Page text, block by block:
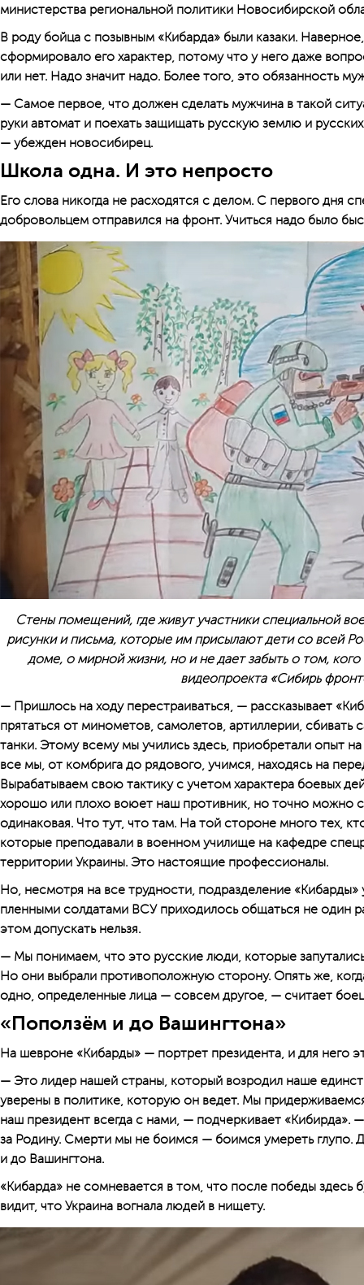
министерства региональной политики Новосибирской
В роду бойца с позывным «Кибарда» были казаки.
сформировало его характер, потому что у него даже
или нет. Надо значит надо. Более того, это обязанность
— Самое первое, что должен сделать мужчина в такой
руки автомат и поехать защищать русскую землю и
— убежден новосибирец.
Школа одна. И это непросто
Его слова никогда не расходятся с делом. С первого дня
добровольцем отправился на фронт. Учиться надо было
Стены помещений, где живут участники специальной
рисунки и письма, которые им присылают дети со всей
доме, о мирной жизни, но и не дает забыть о том,
видеопроекта «Сибирь
— Пришлось на ходу перестраиваться, — рассказывает
прятаться от минометов, самолетов, артиллерии, сбивать
танки. Этому всему мы учились здесь, приобретали опыт
все мы, от комбрига до рядового, учимся, находясь на
Вырабатываем свою тактику с учетом характера боевых
хорошо или плохо воюет наш противник, но точно можно
одинаковая. Что тут, что там. На той стороне много тех,
которые преподавали в военном училище на кафедре
территории Украины. Это настоящие профессионалы.
Но, несмотря на все трудности, подразделение
пленными солдатами ВСУ приходилось общаться не один
этом допускать нельзя.
— Мы понимаем, что это русские люди, которые
Но они выбрали противоположную сторону. Опять же,
одно, определенные лица — совсем другое, — считает
«Поползём и до Вашингтона»
На шевроне «Кибарды» — портрет президента, и для него
— Это лидер нашей страны, который возродил наше
уверены в политике, которую он ведет. Мы
наш президент всегда с нами, — подчеркивает «Кибирда».
за Родину. Смерти мы не боимся — боимся умереть глупо.
и до Вашингтона.
«Кибарда» не сомневается в том, что после победы здесь
видит, что Украина вогнала людей в нищету.